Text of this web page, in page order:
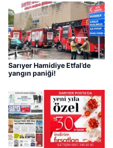
Sarıyer Hamidiye Etfal’de
yangın paniği!